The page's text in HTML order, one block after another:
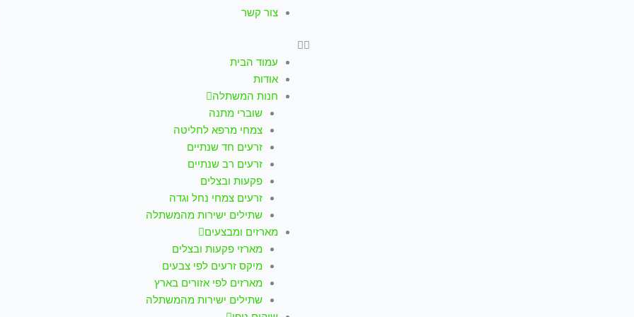
צור קשר
עמוד הבית
אודות
חנות המשתלה
שוברי מתנה
צמחי מרפא לחליטה
זרעים חד שנתיים
זרעים רב שנתיים
פקעות ובצלים
זרעים צמחי נחל וגדה
שתילים ישירות מהמשתלה
מארזים ומבצעים
מארזי פקעות ובצלים
מיקס זרעים לפי צבעים
מארזים לפי אזורים בארץ
שתילים ישירות מהמשתלה